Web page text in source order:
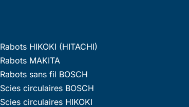
Rabots HIKOKI (HITACHI)
Rabots MAKITA
Rabots sans fil BOSCH
Scies circulaires BOSCH
Scies circulaires HIKOKI